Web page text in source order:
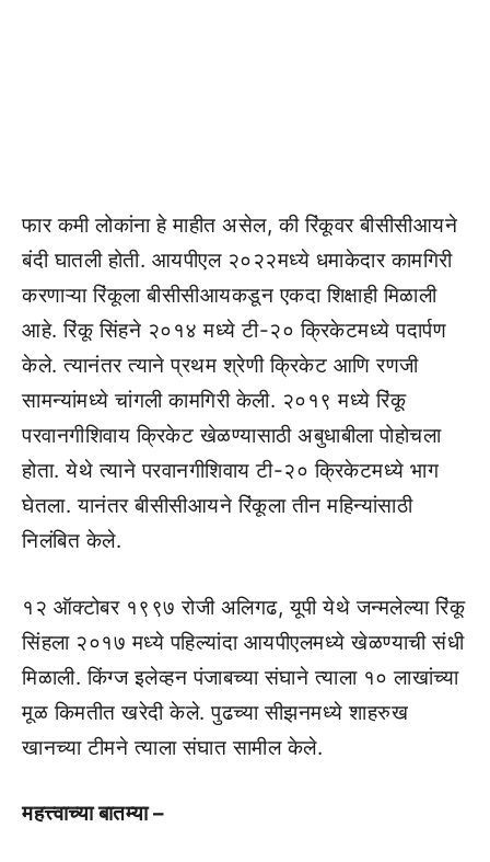
फार कमी लोकांना हे माहीत असेल, की रिंकूवर बीसीसीआयने
बंदी घातली होती. आयपीएल २०२२मध्ये धमाकेदार कामगिरी
करणाऱ्या रिंकूला बीसीसीआयकडून एकदा शिक्षाही मिळाली
आहे. रिंकू सिंहने २०१४ मध्ये टी-२० क्रिकेटमध्ये पदार्पण
केले. त्यानंतर त्याने प्रथम श्रेणी क्रिकेट आणि रणजी
सामन्यांमध्ये चांगली कामगिरी केली. २०१९ मध्ये रिंकू
परवानगीशिवाय क्रिकेट खेळण्यासाठी अबुधाबीला पोहोचला
होता. येथे त्याने परवानगीशिवाय टी-२० क्रिकेटमध्ये भाग
घेतला. यानंतर बीसीसीआयने रिंकूला तीन महिन्यांसाठी
निलंबित केले.
१२ ऑक्टोबर १९९७ रोजी अलिगढ, यूपी येथे जन्मलेल्या रिंकू
सिंहला २०१७ मध्ये पहिल्यांदा आयपीएलमध्ये खेळण्याची संधी
मिळाली. किंग्ज इलेव्हन पंजाबच्या संघाने त्याला १० लाखांच्या
मूळ किमतीत खरेदी केले. पुढच्या सीझनमध्ये शाहरुख
खानच्या टीमने त्याला संघात सामील केले.
महत्त्वाच्या बातम्या –